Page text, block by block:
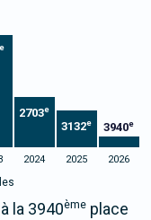
2703e
3132e 3940e
2024 2025 2026
la 3940ème place